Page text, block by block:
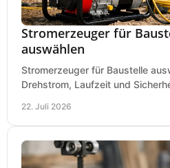
Stromerzeuger für
auswählen
Stromerzeuger für Baustelle
Drehstrom, Laufzeit und
22. Juli 2026